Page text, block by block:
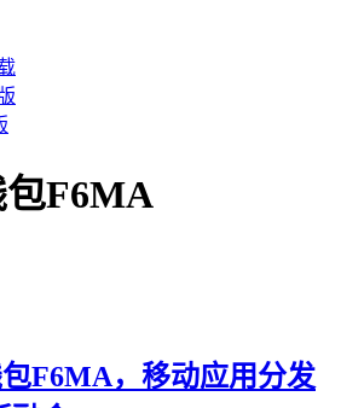
F6MA
F6MA，移动应用分发